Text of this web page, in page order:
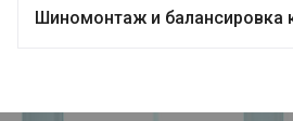
Шиномонтаж и балансировка